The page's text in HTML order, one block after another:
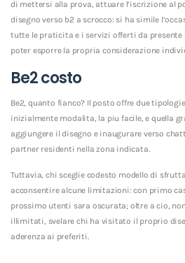
di mettersi alla prova, attuare l’iscrizione al
disegno verso b2 a scrocco: si ha simile
tutte le praticita e i servizi offerti da
poter esporre la propria considerazione
Be2 costo
Be2, quanto fianco? Il posto offre due
inizialmente modalita, la piu facile, e quella
aggiungere il disegno e inaugurare verso
partner residenti nella zona indicata.
Tuttavia, chi sceglie codesto modello di
acconsentire alcune limitazioni: con primo
prossimo utenti sara oscurata; oltre a cio,
illimitati, svelare chi ha visitato il proprio
aderenza ai preferiti.